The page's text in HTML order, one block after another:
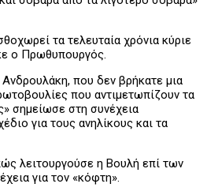
τα τελευταία χρόνια κύριε
ο Πρωθυπουργός.
Ανδρουλάκη, που δεν βρήκατε μια
που αντιμετωπίζουν τα
σημείωσε στη συνέχεια
για τους ανηλίκους και τα
λειτουργούσε η Βουλή επί των
για τον «κόφτη».